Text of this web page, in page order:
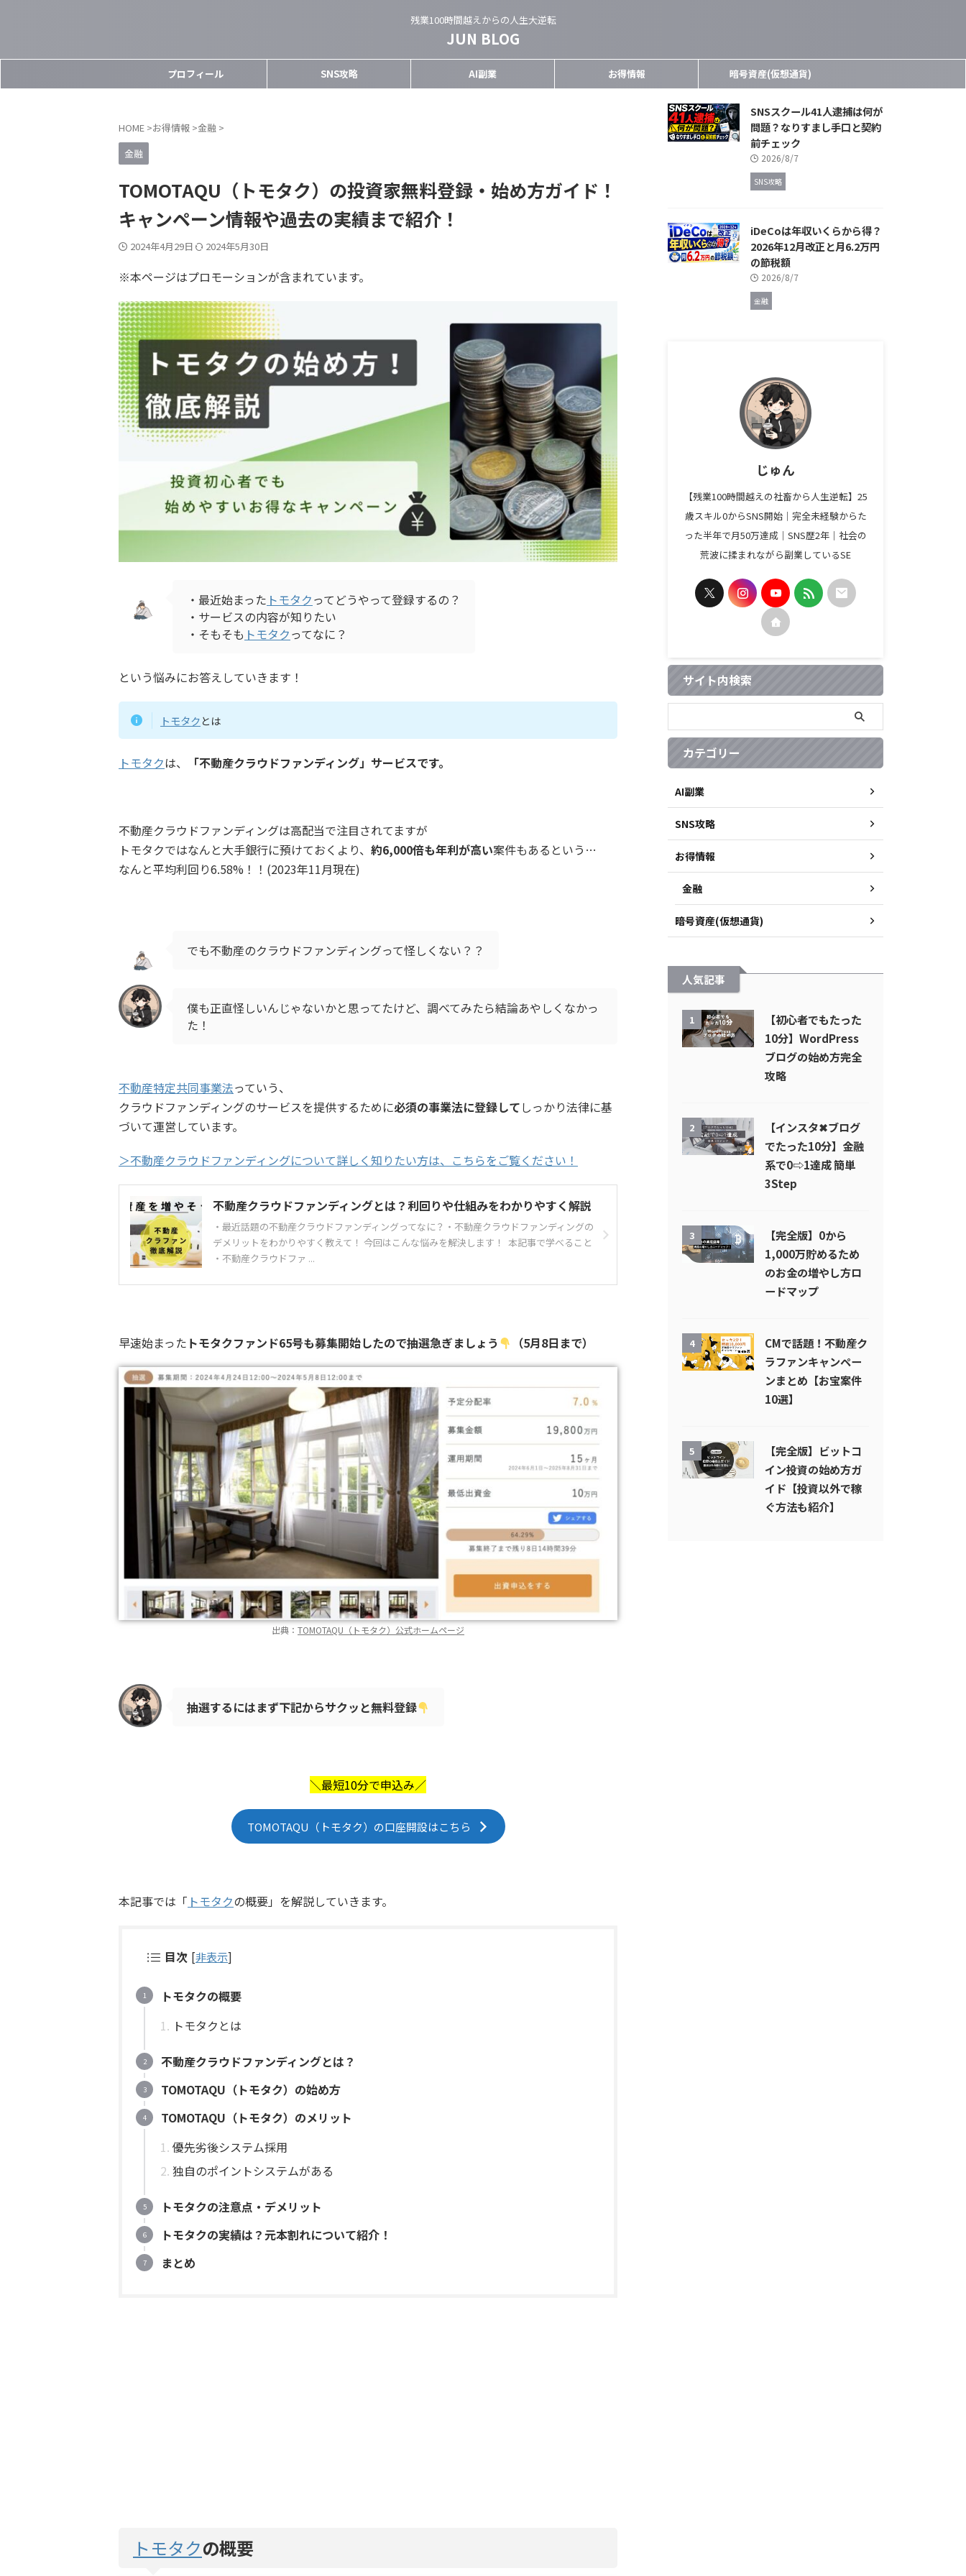
残業100時間越えからの人生大逆転
JUN BLOG
プロフィール SNS攻略 AI副業 お得情報 暗号資産(仮想通貨)
HOME >お得情報 >金融 >
金融
TOMOTAQU（トモタク）の投資家無料登録・始め方ガイド！
キャンペーン情報や過去の実績まで紹介！
2024年4月29日 2024年5月30日
※本ページはプロモーションが含まれています。
・最近始まった トモタクってどうやって登録するの？
・サービスの内容が知りたい
・そもそも トモタクってなに？
という悩みにお答えしていきます！
トモタクとは
トモタクは、 「不動産クラウドファンディング」サービスです。
不動産クラウドファンディングは高配当で注目されてますが
トモタクではなんと大手銀行に預けておくより、 約6,000倍も年利が高い案件もあるという…
なんと平均利回り6.58%！！(2023年11月現在)
でも不動産のクラウドファンディングって怪しくない？？
僕も正直怪しいんじゃないかと思ってたけど、調べてみたら結論あやしくなかっ
た！
不動産特定共同事業法っていう、
クラウドファンディングのサービスを提供するために必須の事業法に登録してしっかり法律に基
づいて運営しています。
＞不動産クラウドファンディングについて詳しく知りたい方は、こちらをご覧ください！
不動産クラウドファンディングとは？利回りや仕組みをわかりやすく解説
・最近話題の不動産クラウドファンディングってなに？・不動産クラウドファンディングの
デメリットをわかりやすく教えて！ 今回はこんな悩みを解決します！ 本記事で学べること
・不動産クラウドファ ...
早速始まった トモタクファンド65号も募集開始したので抽選急ぎましょう （5月8日まで）
出典： TOMOTAQU（トモタク）公式ホームページ
抽選するにはまず下記からサクッと無料登録
＼最短10分で申込み／
TOMOTAQU（トモタク）の口座開設はこちら
本記事では「 トモタクの概要」を解説していきます。
目次 [非表示]
トモタクの概要
トモタクとは
不動産クラウドファンディングとは？
TOMOTAQU（トモタク）の始め方
TOMOTAQU（トモタク）のメリット
優先劣後システム採用
独自のポイントシステムがある
トモタクの注意点・デメリット
トモタクの実績は？元本割れについて紹介！
まとめ
トモタクの概要
SNSスクール41人逮捕は何が
問題？なりすまし手口と契約
前チェック
2026/8/7
SNS攻略
iDeCoは年収いくらから得？
2026年12月改正と月6.2万円
の節税額
2026/8/7
金融
じゅん
【残業100時間越えの社畜から人生逆転】25
歳スキル0からSNS開始｜完全未経験からた
った半年で月50万達成｜SNS歴2年｜社会の
荒波に揉まれながら副業しているSE
サイト内検索
カテゴリー
AI副業
SNS攻略
お得情報
金融
暗号資産(仮想通貨)
人気記事
1
【初心者でもたった
10分】WordPress
ブログの始め方完全
攻略
2
【インスタ✖︎ブログ
でたった10分】金融
系で0⇨1達成 簡単
3Step
3
【完全版】0から
1,000万貯めるため
のお金の増やし方ロ
ードマップ
4
CMで話題！不動産ク
ラファンキャンペー
ンまとめ【お宝案件
10選】
5
【完全版】ビットコ
イン投資の始め方ガ
イド【投資以外で稼
ぐ方法も紹介】